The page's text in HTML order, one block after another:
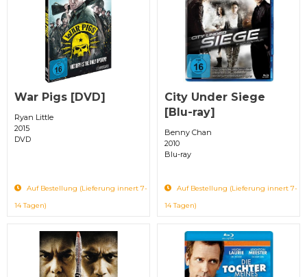
War Pigs [DVD]
Ryan Little
2015
DVD
Auf Bestellung (Lieferung innert 7-
14 Tagen)
City Under Siege
[Blu-ray]
Benny Chan
2010
Blu-ray
Auf Bestellung (Lieferung innert 7-
14 Tagen)